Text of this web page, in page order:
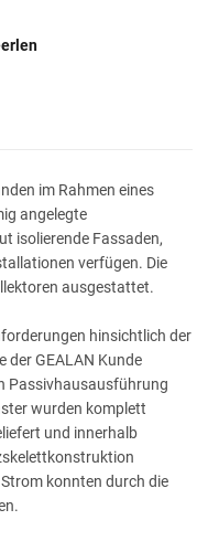
im Rahmen eines
angelegte
isolierende Fassaden,
verfügen. Die
ausgestattet.
hinsichtlich der
der GEALAN Kunde
Passivhausausführung
wurden komplett
und innerhalb
konnten durch die